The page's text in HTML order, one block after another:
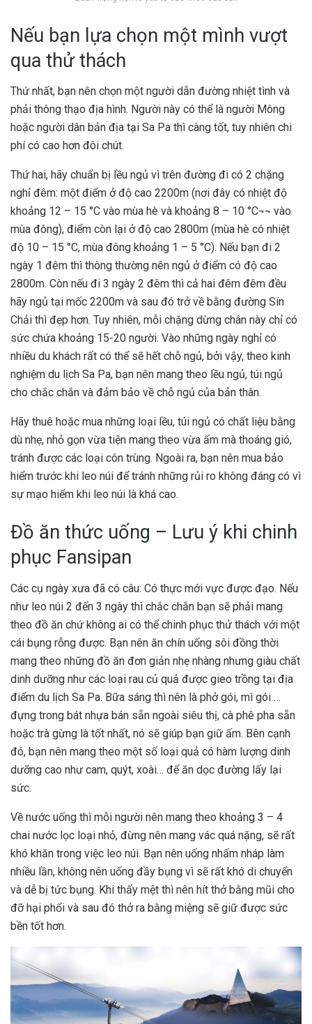
Nếu bạn lựa chọn một mình vượt
qua thử thách
Thứ nhất, bạn nên chọn một người dẫn đường nhiệt tình và
phải thông thạo địa hình. Người này có thể là người Mông
hoặc người dân bản địa tại Sa Pa thì càng tốt, tuy nhiên chi
phí có cao hơn đôi chút.
Thứ hai, hãy chuẩn bị lều ngủ vì trên đường đi có 2 chặng
nghỉ đêm: một điểm ở độ cao 2200m (nơi đây có nhiệt độ
khoảng 12 – 15 °C vào mùa hè và khoảng 8 – 10 °C¬¬ vào
mùa đông), điểm còn lại ở độ cao 2800m (mùa hè có nhiệt
độ 10 – 15 °C, mùa đông khoảng 1 – 5 °C). Nếu bạn đi 2
ngày 1 đêm thì thông thường nên ngủ ở điểm có độ cao
2800m. Còn nếu đi 3 ngày 2 đêm thì cả hai đêm đêm đều
hãy ngủ tại mốc 2200m và sau đó trở về bằng đường Sín
Chải thì đẹp hơn. Tuy nhiên, mỗi chặng dừng chân này chỉ có
sức chứa khoảng 15-20 người. Vào những ngày nghỉ có
nhiều du khách rất có thể sẽ hết chỗ ngủ, bởi vậy, theo kinh
nghiệm du lịch Sa Pa, bạn nên mang theo lều ngủ, túi ngủ
cho chắc chắn và đảm bảo về chỗ ngủ của bản thân.
Hãy thuê hoặc mua những loại lều, túi ngủ có chất liệu bằng
dù nhẹ, nhỏ gọn vừa tiện mang theo vừa ấm mà thoáng gió,
tránh được các loại côn trùng. Ngoài ra, bạn nên mua bảo
hiểm trước khi leo núi để tránh những rủi ro không đáng có vì
sự mạo hiểm khi leo núi là khá cao.
Đồ ăn thức uống – Lưu ý khi chinh
phục Fansipan
Các cụ ngày xưa đã có câu: Có thực mới vực được đạo. Nếu
như leo núi 2 đến 3 ngày thì chắc chắn bạn sẽ phải mang
theo đồ ăn chứ không ai có thể chinh phục thử thách với một
cái bụng rỗng được. Bạn nên ăn chín uống sôi đồng thời
mang theo những đồ ăn đơn giản nhẹ nhàng nhưng giàu chất
dinh dưỡng như các loại rau củ quả được gieo trồng tại địa
điểm du lịch Sa Pa. Bữa sáng thì nên là phở gói, mì gói …
đựng trong bát nhựa bán sẵn ngoài siêu thị, cà phê pha sẵn
hoặc trà gừng là tốt nhất, nó sẽ giúp bạn giữ ấm. Bên cạnh
đó, bạn nên mang theo một số loại quả có hàm lượng dinh
dưỡng cao như cam, quýt, xoài… để ăn dọc đường lấy lại
sức.
Về nước uống thì mỗi người nên mang theo khoảng 3 – 4
chai nước lọc loại nhỏ, đừng nên mang vác quá nặng, sẽ rất
khó khăn trong việc leo núi. Bạn nên uống nhấm nháp làm
nhiều lần, không nên uống đầy bụng vì sẽ rất khó di chuyển
và dễ bị tức bụng. Khi thấy mệt thì nên hít thở bằng mũi cho
đỡ hại phổi và sau đó thở ra bằng miệng sẽ giữ được sức
bền tốt hơn.